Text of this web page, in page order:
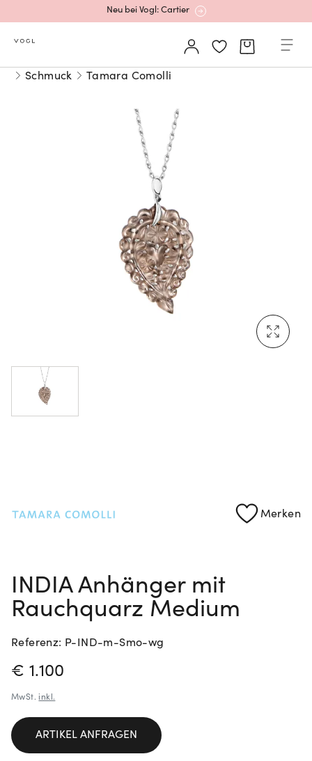
Neu bei Vogl: Cartier
Mehr erfahren: Ikonische Uhren von Cartier
Rolex Certified Pre-Owned entdecken
Neu bei Vogl: Uhren von Grand Seiko
Neu bei Vogl: Cartier
Schmuck Tamara Comolli
Merken
INDIA Anhänger mit
Rauchquarz Medium
Referenz: P-IND-m-Smo-wg
PREISINFORMATIONEN
€ 1.100
MwSt. inkl.
ARTIKEL ANFRAGEN